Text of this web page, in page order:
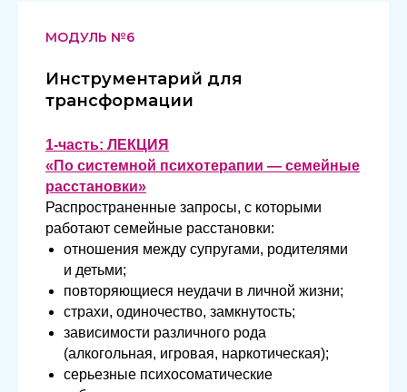
МОДУЛЬ №6
Инструментарий для
трансформации
1-часть: ЛЕКЦИЯ
«По системной психотерапии — семейные
расстановки»
Распространенные запросы, с которыми
работают семейные расстановки:
отношения между супругами, родителями
и детьми;
повторяющиеся неудачи в личной жизни;
страхи, одиночество, замкнутость;
зависимости различного рода
(алкогольная, игровая, наркотическая);
серьезные психосоматические